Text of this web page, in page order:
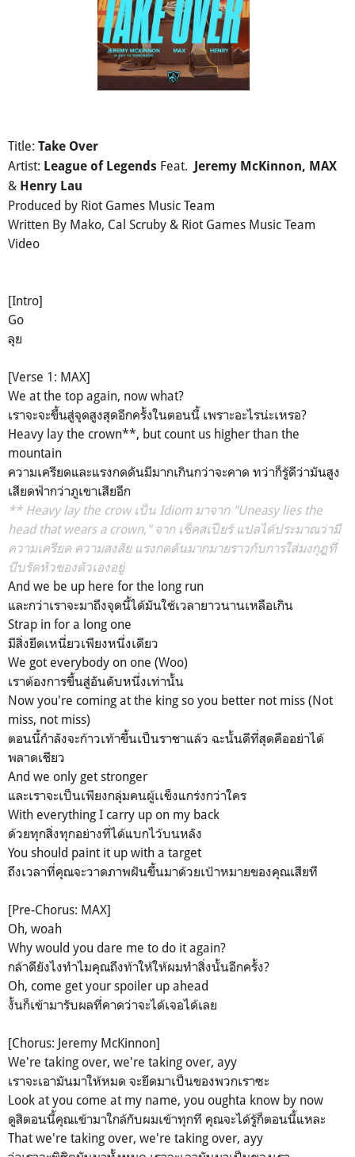
Title: Take Over
Artist: League of Legends Feat. Jeremy McKinnon, MAX
& Henry Lau
Produced by Riot Games Music Team
Written By Mako, Cal Scruby & Riot Games Music Team
Video
[Intro]
Go
ลุย
[Verse 1: MAX]
We at the top again, now what?
เราจะจะขึ้นสู่จุดสูงสุดอีกครั้งในตอนนี้ เพราะอะไรน่ะเหรอ?
Heavy lay the crown**, but count us higher than the
mountain
ความเครียดและแรงกดดันมีมากเกินกว่าจะคาด ทว่าก็รู้ดีว่ามันสูง
เสียดฟ้ากว่าภูเขาเสียอีก
** Heavy lay the crow เป็น Idiom มาจาก "Uneasy lies the
head that wears a crown," จาก เช็คสเปียร์ แปลได้ประมาณว่ามี
ความเครียด ความสงสัย แรงกดดันมากมายราวกับการใส่มงกุฎที่
บีบรัดหัวของตัวเองอยู่
And we be up here for the long run
และกว่าเราจะมาถึงจุดนี้ได้มันใช้เวลายาวนานเหลือเกิน
Strap in for a long one
มีสิ่งยึดเหนี่ยวเพียงหนึ่งเดียว
We got everybody on one (Woo)
เราต้องการขึ้นสู่อันดับหนึ่งเท่านั้น
Now you're coming at the king so you better not miss (Not
miss, not miss)
ตอนนี้กำลังจะก้าวเท้าขึ้นเป็นราชาแล้ว ฉะนั้นดีที่สุดคืออย่าได้
พลาดเชียว
And we only get stronger
และเราจะเป็นเพียงกลุ่มคนผู้เเข็งแกร่งกว่าใคร
With everything I carry up on my back
ด้วยทุกสิ่งทุกอย่างที่ได้แบกไว้บนหลัง
You should paint it up with a target
ถึงเวลาที่คุณจะวาดภาพฝันขึ้นมาด้วยเป้าหมายของคุณเสียที
[Pre-Chorus: MAX]
Oh, woah
Why would you dare me to do it again?
กล้าดียังไงทำไมคุณถึงท้าให้ให้ผมทำสิ่งนั้นอีกครั้ง?
Oh, come get your spoiler up ahead
งั้นก็เข้ามารับผลที่คาดว่าจะได้เจอได้เลย
[Chorus: Jeremy McKinnon]
We're taking over, we're taking over, ayy
เราจะเอามันมาให้หมด จะยึดมาเป็นของพวกเราซะ
Look at you come at my name, you oughta know by now
ดูสิตอนนี้คุณเข้ามาใกล้กับผมเข้าทุกที คุณจะได้รู้ก็ตอนนี้แหละ
That we're taking ovеr, we're taking over, ayy